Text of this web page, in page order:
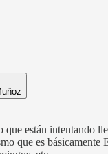
que están intentando
que es básicamente